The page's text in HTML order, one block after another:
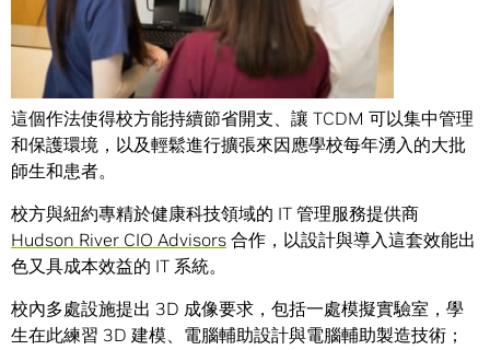
這個作法使得校方能持續節省開支、讓 TCDM 可以集中管理
和保護環境，以及輕鬆進行擴張來因應學校每年湧入的大批
師生和患者。
校方與紐約專精於健康科技領域的 IT 管理服務提供商
Hudson River CIO Advisors 合作，以設計與導入這套效能出
色又具成本效益的 IT 系統。
校內多處設施提出 3D 成像要求，包括一處模擬實驗室，學
生在此練習 3D 建模、電腦輔助設計與電腦輔助製造技術；